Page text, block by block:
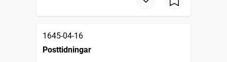
1645-04-16
Posttidningar